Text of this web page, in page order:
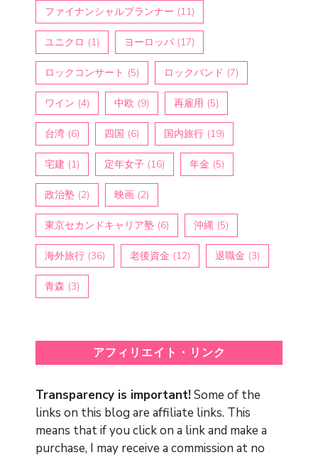
ファイナンシャルプランナー (11)
ユニクロ (1) ヨーロッパ (17)
ロックコンサート (5) ロックバンド (7)
ワイン (4) 中欧 (9) 再雇用 (5)
台湾 (6) 四国 (6) 国内旅行 (19)
宅建 (1) 定年女子 (16) 年金 (5)
政治塾 (2) 映画 (2)
東京セカンドキャリア塾 (6) 沖縄 (5)
海外旅行 (36) 老後資金 (12) 退職金 (3)
青森 (3)
アフィリエイト・リンク
Transparency is important!Some of the
links on this blog are affiliate links. This
means that if you click on a link and make a
purchase, I may receive a commission at no